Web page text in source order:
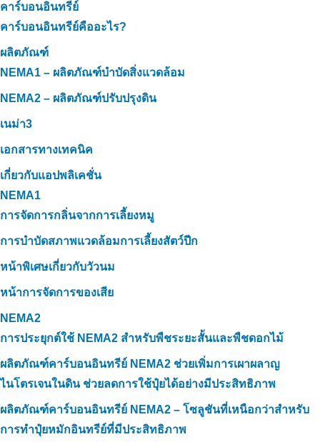
คาร์บอนอินทรีย์
คาร์บอนอินทรีย์คืออะไร?
ผลิตภัณฑ์
NEMA1 – ผลิตภัณฑ์บำบัดสิ่งแวดล้อม
NEMA2 – ผลิตภัณฑ์ปรับปรุงดิน
เนม่า3
เอกสารทางเทคนิค
เกี่ยวกับแอปพลิเคชั่น
NEMA1
การจัดการกลิ่นจากการเลี้ยงหมู
การบำบัดสภาพแวดล้อมการเลี้ยงสัตว์ปีก
หน้าพิเศษเกี่ยวกับวัวนม
หน้าการจัดการของเสีย
NEMA2
การประยุกต์ใช้ NEMA2 สำหรับพืชระยะสั้นและพืชดอกไม้
ผลิตภัณฑ์คาร์บอนอินทรีย์ NEMA2 ช่วยเพิ่มการเผาผลาญ
ไนโตรเจนในดิน ช่วยลดการใช้ปุ๋ยได้อย่างมีประสิทธิภาพ
ผลิตภัณฑ์คาร์บอนอินทรีย์ NEMA2 – โซลูชันที่เหนือกว่าสำหรับ
การทำปุ๋ยหมักอินทรีย์ที่มีประสิทธิภาพ